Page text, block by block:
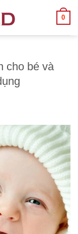
0
cho bé và